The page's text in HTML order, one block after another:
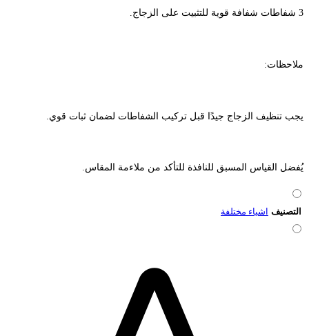
3 شفاطات شفافة قوية للتثبيت على الزجاج.
ملاحظات:
يجب تنظيف الزجاج جيدًا قبل تركيب الشفاطات لضمان ثبات قوي.
يُفضل القياس المسبق للنافذة للتأكد من ملاءمة المقاس.
التصنيف اشياء مختلفة